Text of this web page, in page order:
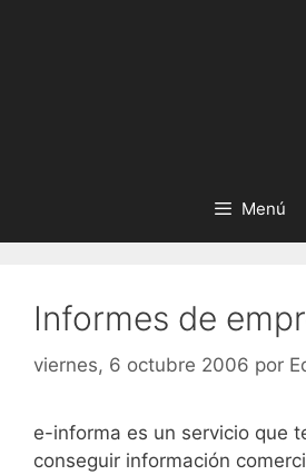
Menú
Informes de
viernes, 6 octubre 2006 por
e-informa es un servicio que
conseguir información